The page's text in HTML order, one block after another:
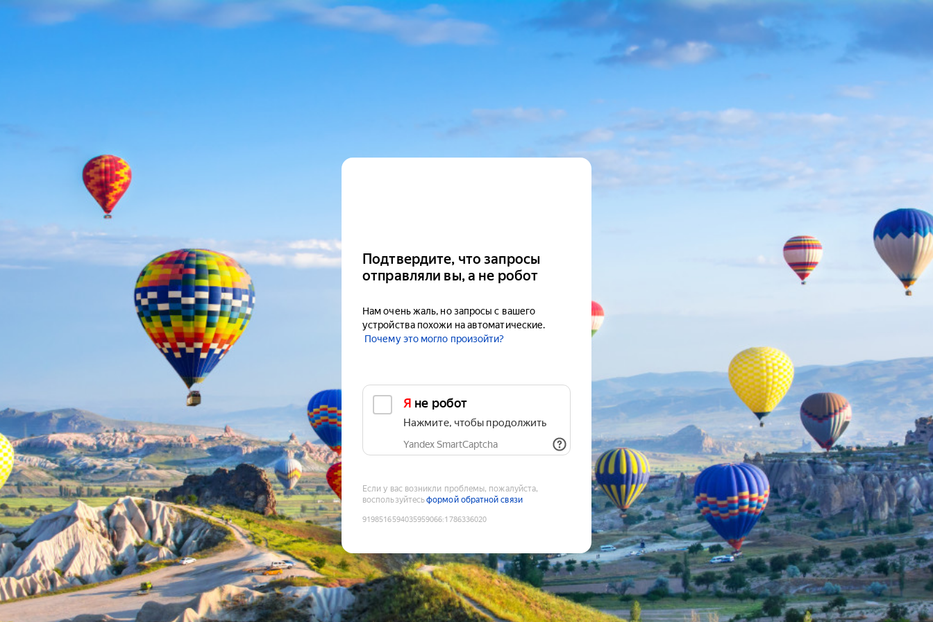
Подтвердите, что запросы
отправляли вы, а не робот
Нам очень жаль, но запросы с вашего
устройства похожи на автоматические.
Почему это могло произойти?
Я не робот
Нажмите, чтобы продолжить
Yandex SmartCaptcha
Если у вас возникли проблемы, пожалуйста,
воспользуйтесьформой обратной связи
9198516594035959066:1786336020